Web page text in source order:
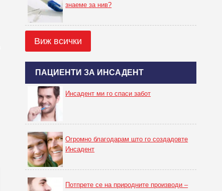
знаеме за нив?
Виж всички
ПАЦИЕНТИ ЗА ИНСАДЕНТ
Инсадент ми го спаси забот
Огромно благодарам што го создадовте
Инсадент
Потпрете се на природните производи –